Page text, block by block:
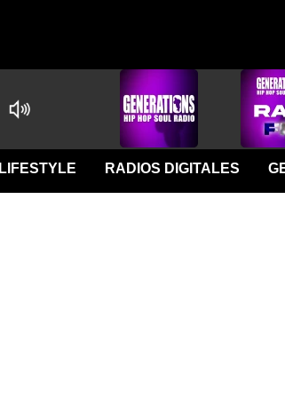
LIFESTYLE RADIOS DIGITALES